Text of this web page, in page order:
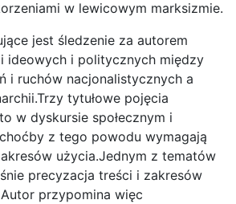
w lewicowym marksizmie.
jest śledzenie za autorem
ideowych i politycznych między
i ruchów nacjonalistycznych a
tytułowe pojęcia
w dyskursie społecznym i
z tego powodu wymagają
użycia.Jednym z tematów
precyzacja treści i zakresów
przypomina więc